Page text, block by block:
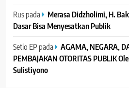
Ruspada
Merasa Didzholimi, H.
Dasar Bisa Menyesatkan Publik
Setio EP pada
AGAMA, NEGARA,
PEMBAJAKAN OTORITAS PUBLIK
Sulistiyono